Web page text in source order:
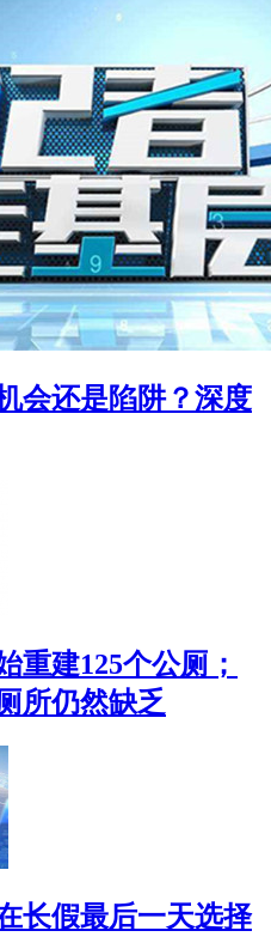
会还是陷阱？深度
重建125个公厕；
所仍然缺乏
长假最后一天选择